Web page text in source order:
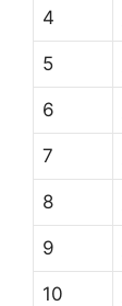
4
5
6
7
8
9
10